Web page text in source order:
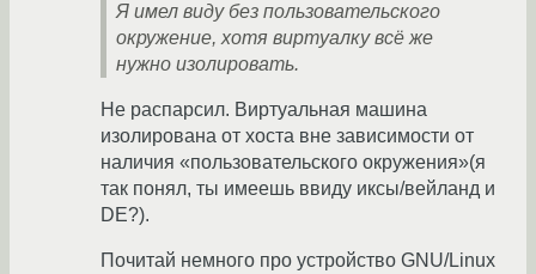
Я имел виду без пользовательского
окружение, хотя виртуалку всё же
нужно изолировать.
Не распарсил. Виртуальная машина
изолирована от хоста вне зависимости от
наличия «пользовательского окружения»(я
так понял, ты имеешь ввиду иксы/вейланд и
DE?).
Почитай немного про устройство GNU/Linux